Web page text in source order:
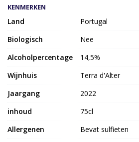
KENMERKEN
Land
Portugal
Biologisch
Nee
Alcoholpercentage
14,5%
Wijnhuis
Terra d'Alter
Jaargang
2022
inhoud
75cl
Allergenen
Bevat sulfieten